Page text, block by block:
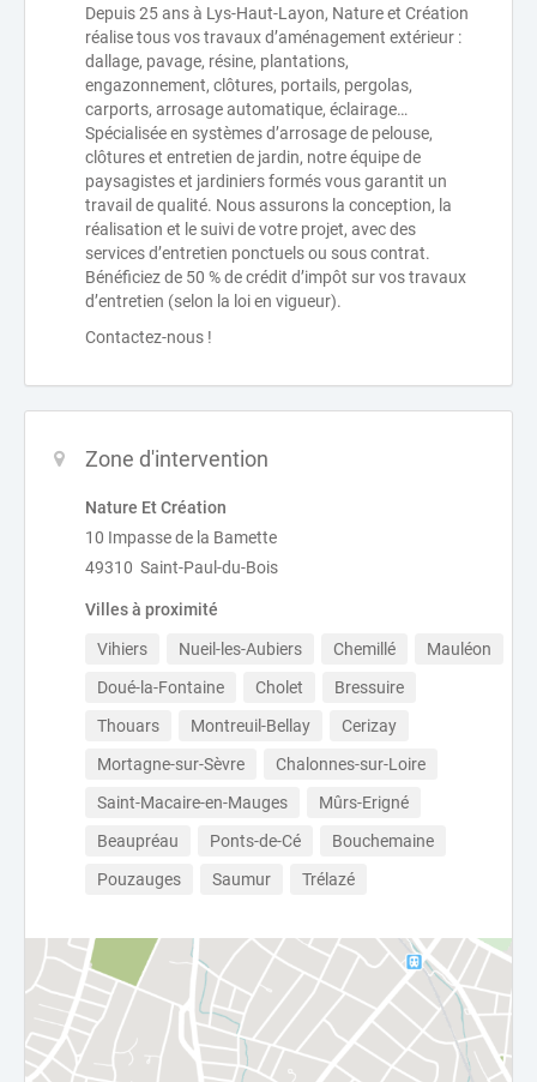
Depuis 25 ans à Lys-Haut-Layon, Nature et Création
réalise tous vos travaux d’aménagement extérieur :
dallage, pavage, résine, plantations,
engazonnement, clôtures, portails, pergolas,
carports, arrosage automatique, éclairage…
Spécialisée en systèmes d’arrosage de pelouse,
clôtures et entretien de jardin, notre équipe de
paysagistes et jardiniers formés vous garantit un
travail de qualité. Nous assurons la conception, la
réalisation et le suivi de votre projet, avec des
services d’entretien ponctuels ou sous contrat.
Bénéficiez de 50 % de crédit d’impôt sur vos travaux
d’entretien (selon la loi en vigueur).
Contactez-nous !
Zone d'intervention
Nature Et Création
10 Impasse de la Bamette
49310 Saint-Paul-du-Bois
Villes à proximité
Vihiers Nueil-les-Aubiers Chemillé
Mauléon
Doué-la-Fontaine
Cholet
Bressuire
Thouars
Montreuil-Bellay
Cerizay
Mortagne-sur-Sèvre
Chalonnes-sur-Loire
Saint-Macaire-en-Mauges
Mûrs-Erigné
Beaupréau
Ponts-de-Cé
Bouchemaine
Pouzauges
Saumur Trélazé